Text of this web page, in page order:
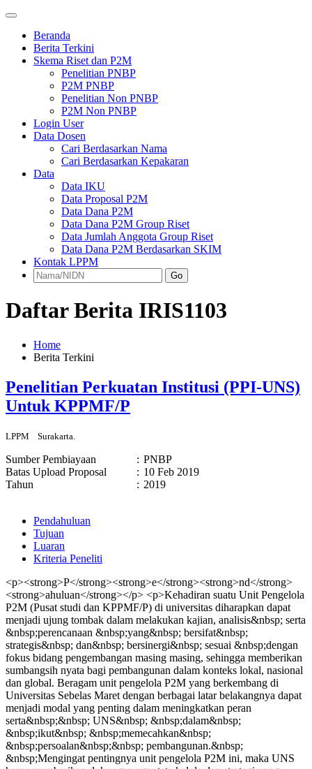
Beranda
Berita Terkini
Skema Riset dan P2M
Penelitian PNBP
P2M PNBP
Penelitian Non PNBP
P2M Non PNBP
Login User
Data Dosen
Cari Berdasarkan Nama
Cari Berdasarkan Kepakaran
Data
Data IKU
Data Proposal P2M
Data Dana P2M
Data Dana P2M Group Riset
Data Jumlah Anggota Group Riset
Data Dana P2M Berdasarkan SKIM
Kontak LPPM
Go
Daftar Berita IRIS1103
Home
Berita Terkini
Penelitian Perkuatan Institusi (PPI-UNS)
Untuk KPPMF/P
LPPM Surakarta.
Sumber Pembiayaan : PNBP
Batas Upload Proposal
: 10 Feb 2019
Tahun
: 2019
Pendahuluan
Tujuan
Luaran
Kriteria Peneliti
<p><strong>P</strong><strong>e</strong><strong>nd</strong>
<strong>ahuluan</strong></p> <p>Kehadiran suatu Unit Pengelola
P2M (Pusat studi dan KPPMF/P) di universitas diharapkan dapat
menjadi ujung tombak dalam melakukan kajian, analisis&nbsp; serta
&nbsp;perencanaan &nbsp;yang&nbsp; bersifat&nbsp;
strategis&nbsp; dan&nbsp; bersinergi&nbsp; sesuai &nbsp;dengan
fokus bidang pengembangan masing masing, sehingga memberikan
sumbangsih nyata bagi pembangunan dalam konteks lokal, nasional
dan global. Beragam unit pengelola P2M yang berkembang di
Universitas Sebelas Maret dengan berbagai latar belakangnya dapat
menjadi modal yang penting dalam meningkatkan peran
serta&nbsp;&nbsp; UNS&nbsp; &nbsp;dalam&nbsp;
&nbsp;ikut&nbsp; &nbsp;memecahkan&nbsp;
&nbsp;persoalan&nbsp;&nbsp; pembangunan.&nbsp;
&nbsp;Mengingat pentingnya unit pengelola P2M ini, maka UNS